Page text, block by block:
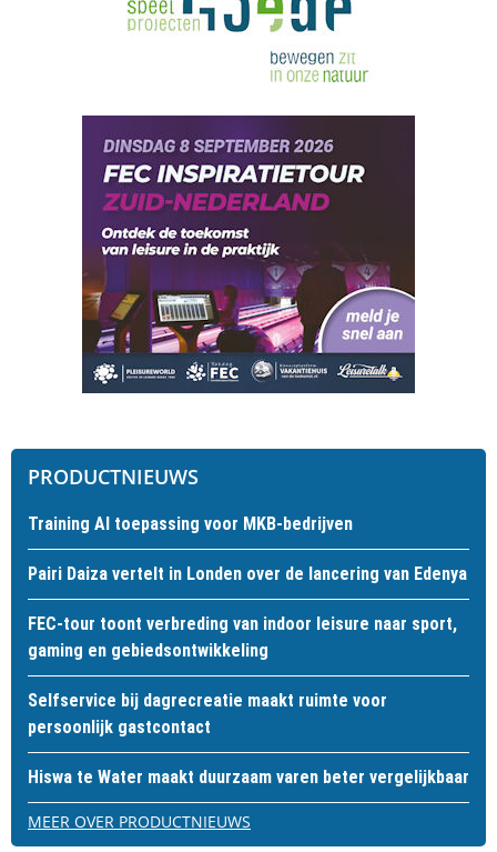
PRODUCTNIEUWS
Training AI toepassing voor MKB-bedrijven
Pairi Daiza vertelt in Londen over de lancering van Edenya
FEC-tour toont verbreding van indoor leisure naar sport,
gaming en gebiedsontwikkeling
Selfservice bij dagrecreatie maakt ruimte voor
persoonlijk gastcontact
Hiswa te Water maakt duurzaam varen beter vergelijkbaar
MEER OVER PRODUCTNIEUWS